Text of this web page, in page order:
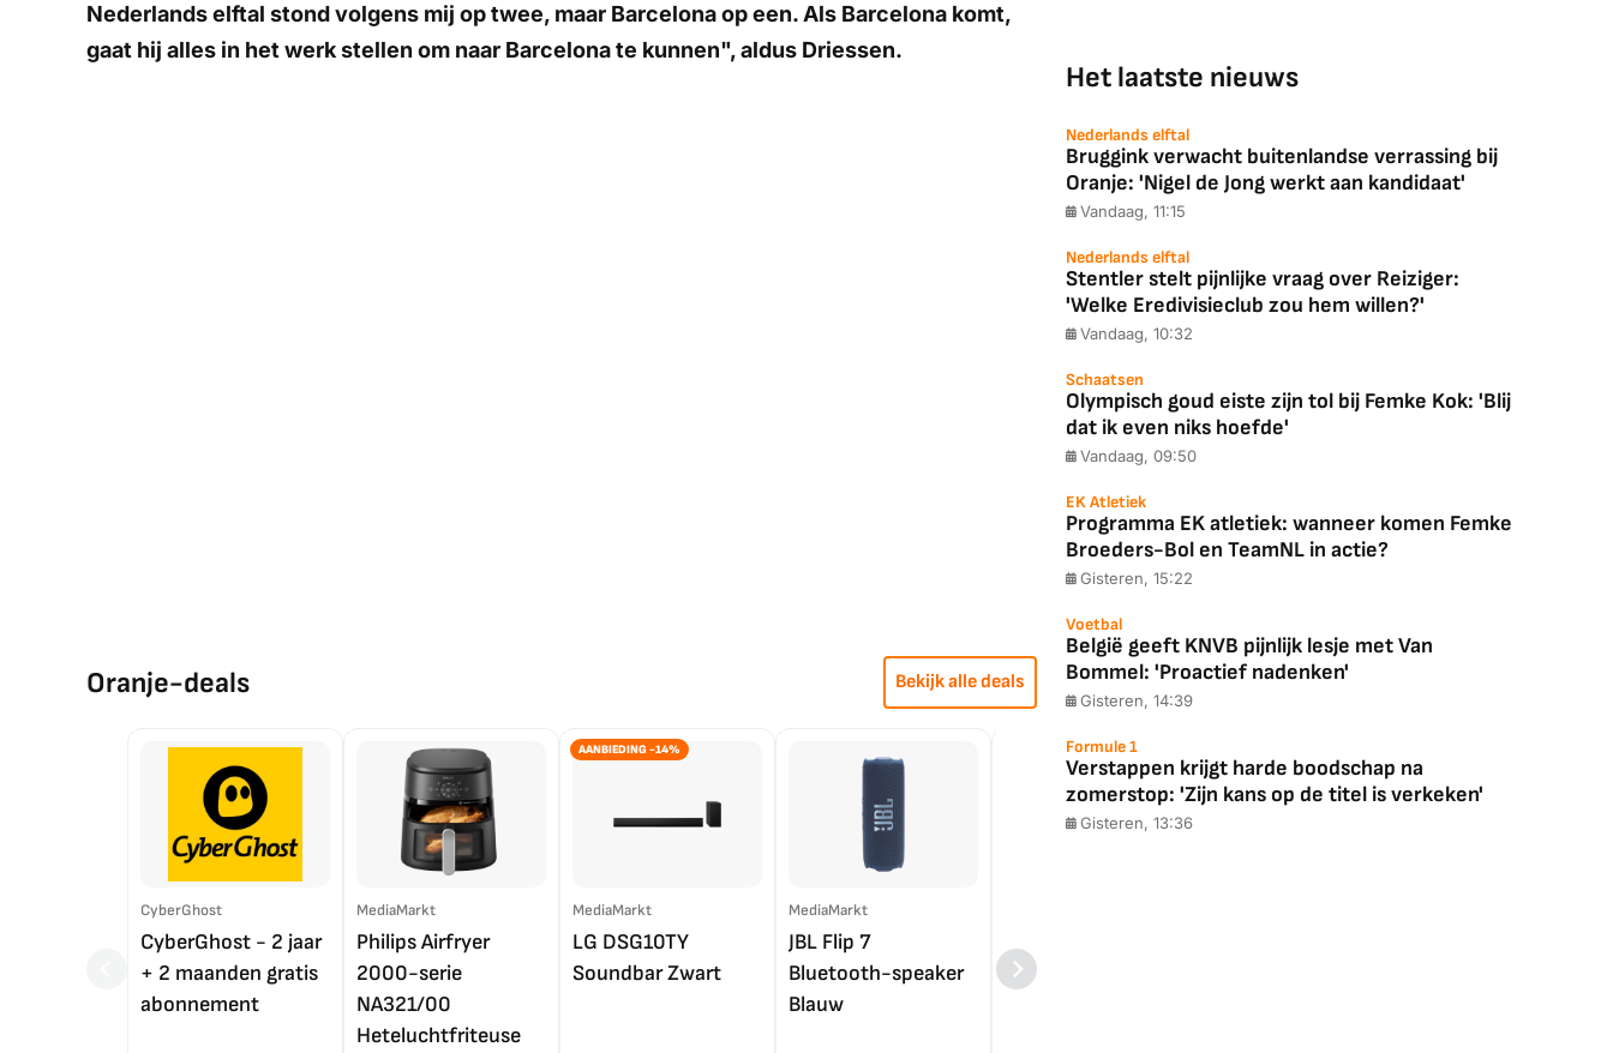
Nederlands elftal stond volgens mij op twee, maar Barcelona op een. Als Barcelona komt,
gaat hij alles in het werk stellen om naar Barcelona te kunnen", aldus Driessen.
Oranje-deals Bekijk alle deals
CyberGhost
CyberGhost - 2 jaar
+ 2 maanden gratis
abonnement
MediaMarkt
Philips Airfryer
2000-serie
NA321/00
Heteluchtfriteuse
AANBIEDING -14%
MediaMarkt
LG DSG10TY
Soundbar Zwart
MediaMarkt
JBL Flip 7
Bluetooth-speaker
Blauw
4K TV (2025)
Het laatste nieuws
Nederlands elftal
Bruggink verwacht buitenlandse verrassing bij
Oranje: 'Nigel de Jong werkt aan kandidaat'
Vandaag, 11:15
Nederlands elftal
Stentler stelt pijnlijke vraag over Reiziger:
'Welke Eredivisieclub zou hem willen?'
Vandaag, 10:32
Schaatsen
Olympisch goud eiste zijn tol bij Femke Kok: 'Blij
dat ik even niks hoefde'
Vandaag, 09:50
EK Atletiek
Programma EK atletiek: wanneer komen Femke
Broeders-Bol en TeamNL in actie?
Gisteren, 15:22
Voetbal
België geeft KNVB pijnlijk lesje met Van
Bommel: 'Proactief nadenken'
Gisteren, 14:39
Formule 1
Verstappen krijgt harde boodschap na
zomerstop: 'Zijn kans op de titel is verkeken'
Gisteren, 13:36